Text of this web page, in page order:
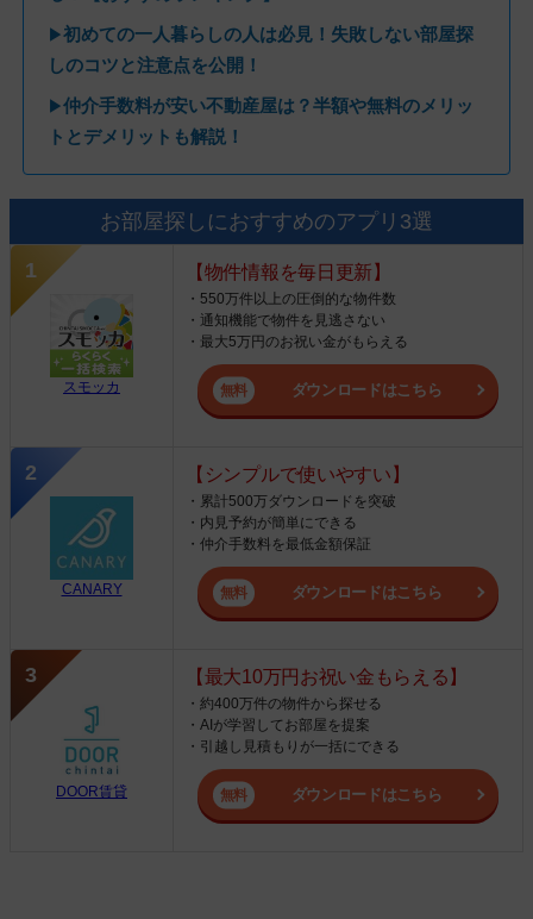
▶初めての一人暮らしの人は必見！失敗しない部屋探
しのコツと注意点を公開！
▶仲介手数料が安い不動産屋は？半額や無料のメリッ
トとデメリットも解説！
お部屋探しにおすすめのアプリ3選
スモッカ
【物件情報を毎日更新】
・550万件以上の圧倒的な物件数
・通知機能で物件を見逃さない
・最大5万円のお祝い金がもらえる
ダウンロードはこちら
CANARY
【シンプルで使いやすい】
・累計500万ダウンロードを突破
・内見予約が簡単にできる
・仲介手数料を最低金額保証
ダウンロードはこちら
DOOR賃貸
【最大10万円お祝い金もらえる】
・約400万件の物件から探せる
・AIが学習してお部屋を提案
・引越し見積もりが一括にできる
ダウンロードはこちら